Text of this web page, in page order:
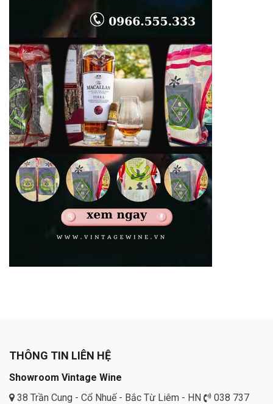
THÔNG TIN LIÊN HỆ
Showroom Vintage Wine
38 Trần Cung - Cổ Nhuế - Bắc Từ Liêm - HN
038 737